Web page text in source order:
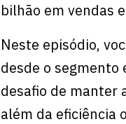
bilhão em vendas
Neste episódio,
desde o segmento
desafio de manter
além da eficiência